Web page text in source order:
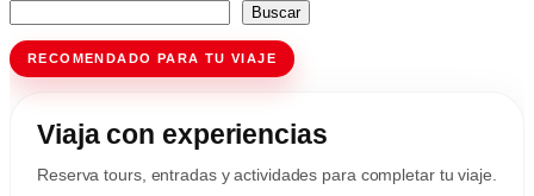
Buscar
RECOMENDADO PARA TU VIAJE
Viaja con experiencias
Reserva tours, entradas y actividades para completar tu viaje.